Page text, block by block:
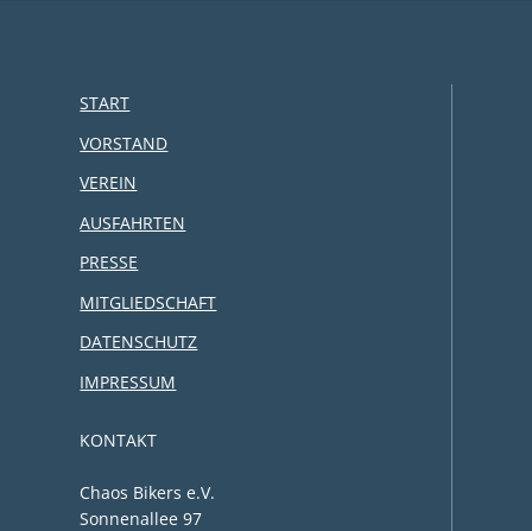
START
VORSTAND
VEREIN
AUSFAHRTEN
PRESSE
MITGLIEDSCHAFT
DATENSCHUTZ
IMPRESSUM
KONTAKT
Chaos Bikers e.V.
Sonnenallee 97